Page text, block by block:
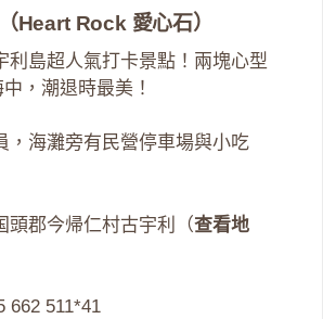
Heart Rock 愛心石）
利島超人氣打卡景點！兩塊心型
，潮退時最美！
，海灘旁有民營停車場與小吃
頭郡今帰仁村古宇利（查看地
662 511*41